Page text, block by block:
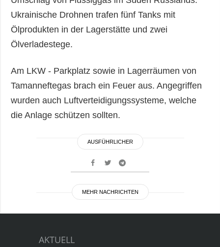
Ukrainische Drohnen trafen fünf Tanks mit
Ölprodukten in der Lagerstätte und zwei
Ölverladestege.
Am LKW - Parkplatz sowie in Lagerräumen von
Tamanneftegas brach ein Feuer aus. Angegriffen
wurden auch Luftverteidigungssysteme, welche
die Anlage schützen sollten.
AUSFÜHRLICHER
MEHR NACHRICHTEN
AKTUELL